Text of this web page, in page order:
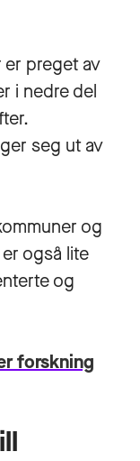
er preget av
i nedre del
seg ut av
og
også lite
og
forskning